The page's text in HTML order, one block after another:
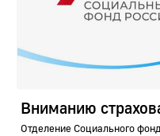
Вниманию
Отделение Социального